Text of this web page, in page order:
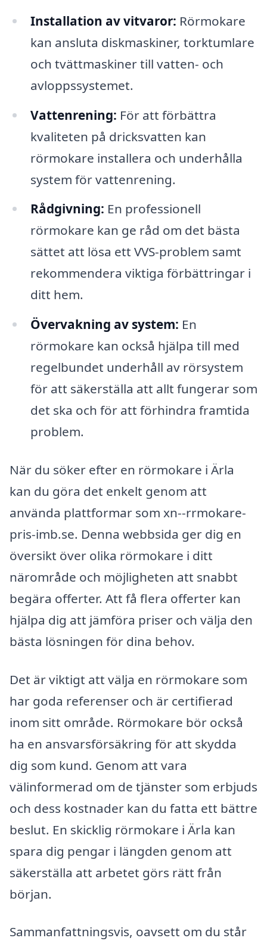
Installation av vitvaror: Rörmokare
kan ansluta diskmaskiner, torktumlare
och tvättmaskiner till vatten- och
avloppssystemet.
Vattenrening: För att förbättra
kvaliteten på dricksvatten kan
rörmokare installera och underhålla
system för vattenrening.
Rådgivning: En professionell
rörmokare kan ge råd om det bästa
sättet att lösa ett VVS-problem samt
rekommendera viktiga förbättringar i
ditt hem.
Övervakning av system: En
rörmokare kan också hjälpa till med
regelbundet underhåll av rörsystem
för att säkerställa att allt fungerar som
det ska och för att förhindra framtida
problem.
När du söker efter en rörmokare i Ärla
kan du göra det enkelt genom att
använda plattformar som xn--rrmokare-
pris-imb.se. Denna webbsida ger dig en
översikt över olika rörmokare i ditt
närområde och möjligheten att snabbt
begära offerter. Att få flera offerter kan
hjälpa dig att jämföra priser och välja den
bästa lösningen för dina behov.
Det är viktigt att välja en rörmokare som
har goda referenser och är certifierad
inom sitt område. Rörmokare bör också
ha en ansvarsförsäkring för att skydda
dig som kund. Genom att vara
välinformerad om de tjänster som erbjuds
och dess kostnader kan du fatta ett bättre
beslut. En skicklig rörmokare i Ärla kan
spara dig pengar i längden genom att
säkerställa att arbetet görs rätt från
början.
Sammanfattningsvis, oavsett om du står